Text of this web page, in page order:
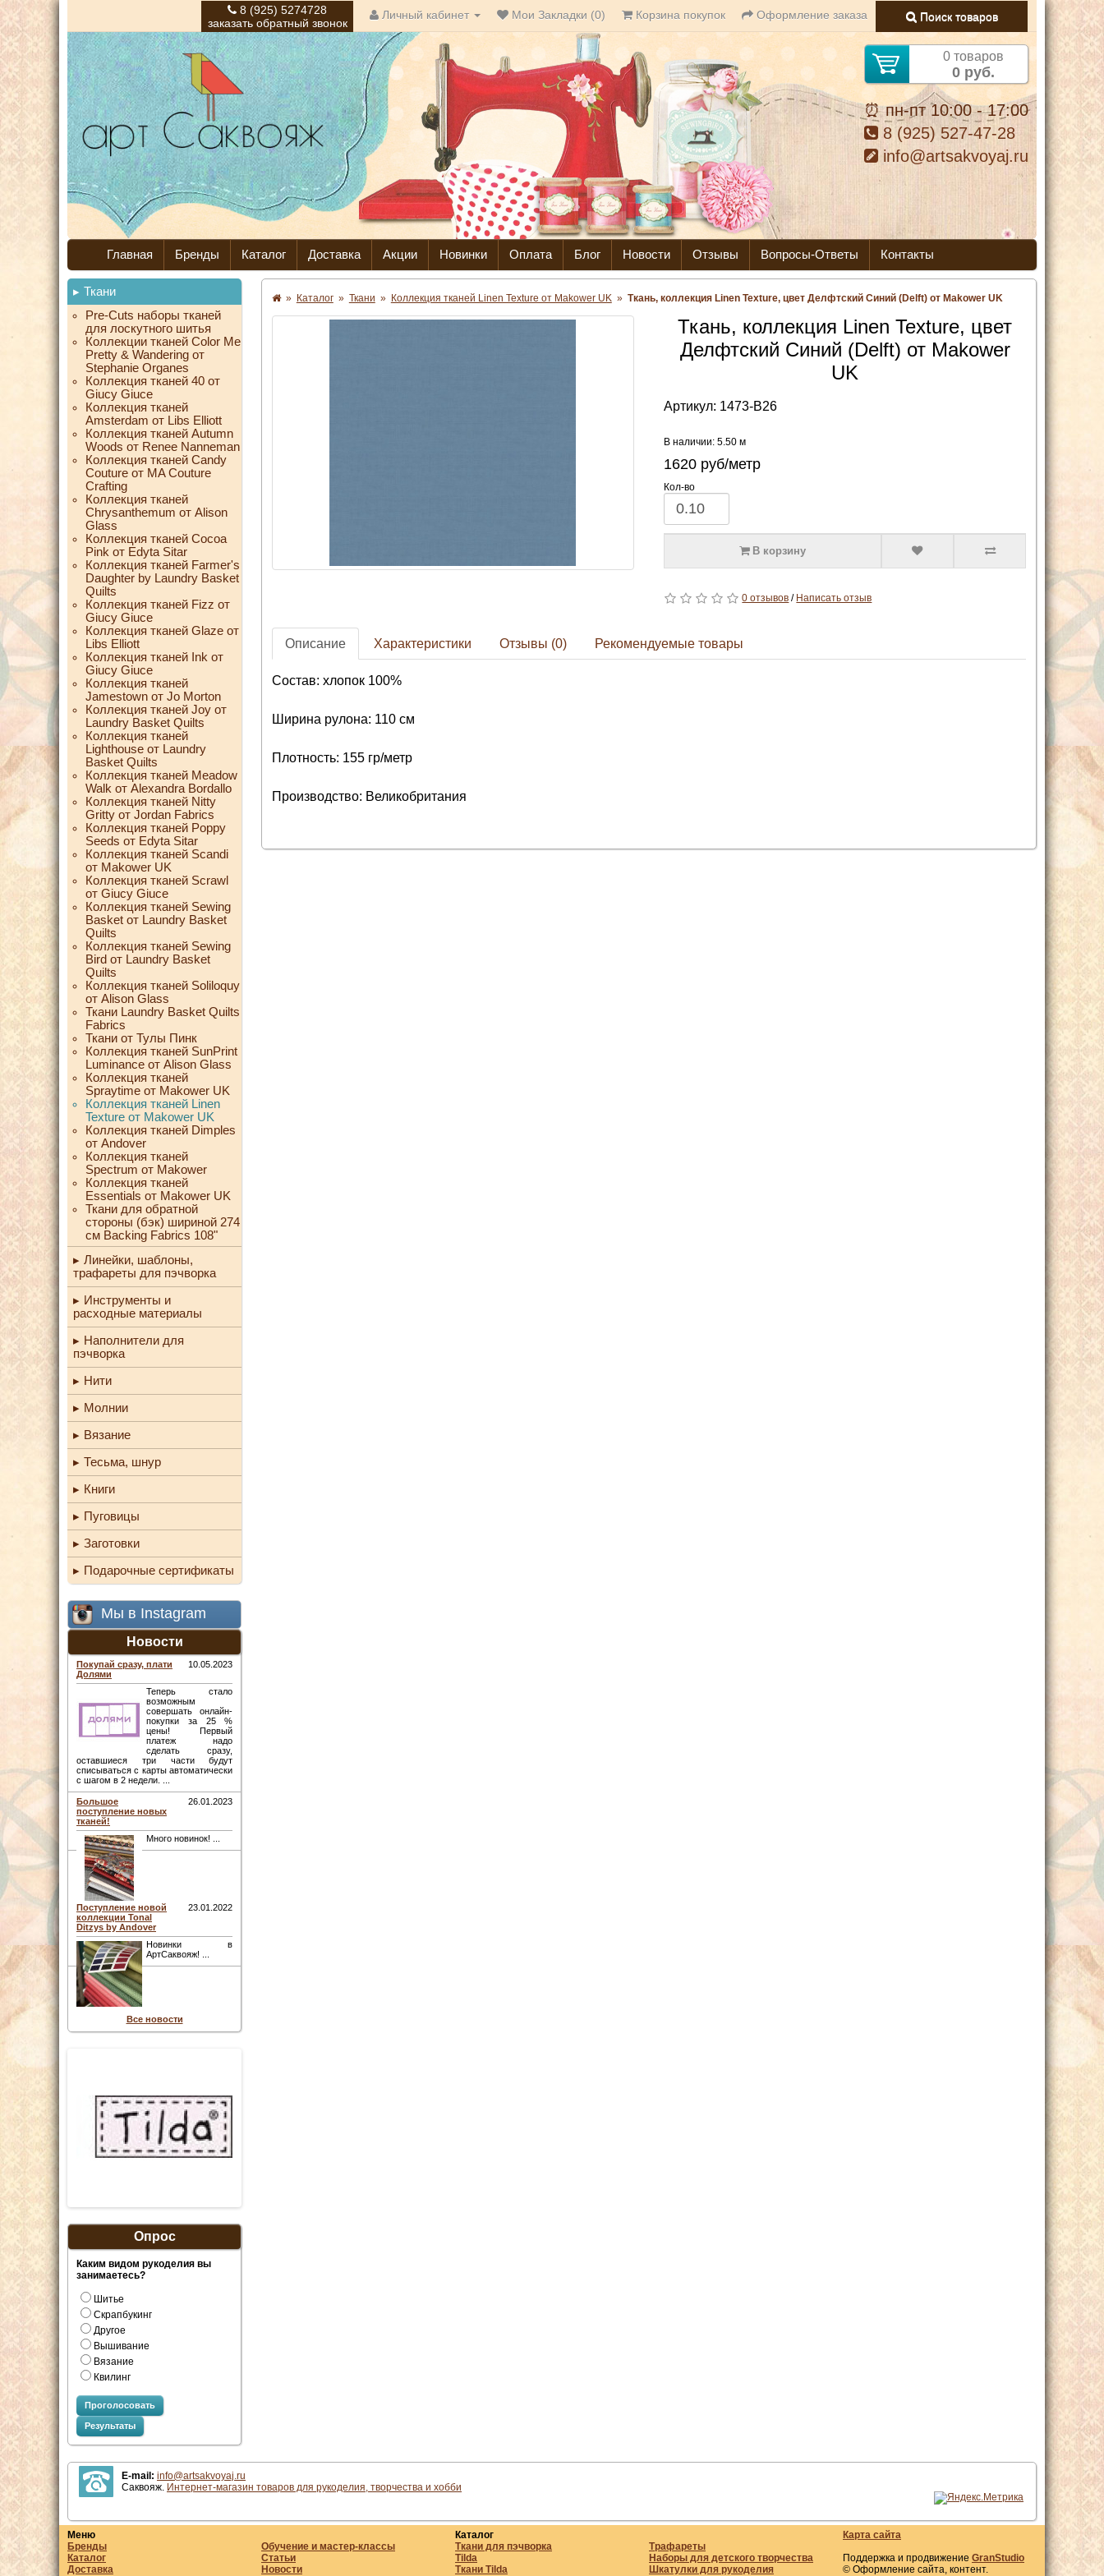
8 (925) 5274728
заказать обратный звонок
Личный кабинет Мои Закладки (0) Корзина покупок Оформление заказа Поиск товаров
0 товаров
0 руб.
⏰ пн-пт 10:00 - 17:00
8 (925) 527-47-28
info@artsakvoyaj.ru
Главная Бренды Каталог Доставка Акции Новинки Оплата Блог Новости Отзывы Вопросы-Ответы Контакты
Ткани
Pre-Cuts наборы тканей
для лоскутного шитья
Коллекции тканей Color Me
Pretty & Wandering от
Stephanie Organes
Коллекция тканей 40 от
Giucy Giuce
Коллекция тканей
Amsterdam от Libs Elliott
Коллекция тканей Autumn
Woods от Renee Nanneman
Коллекция тканей Candy
Couture от MA Couture
Crafting
Коллекция тканей
Chrysanthemum от Alison
Glass
Коллекция тканей Cocoa
Pink от Edyta Sitar
Коллекция тканей Farmer's
Daughter by Laundry Basket
Quilts
Коллекция тканей Fizz от
Giucy Giuce
Коллекция тканей Glaze от
Libs Elliott
Коллекция тканей Ink от
Giucy Giuce
Коллекция тканей
Jamestown от Jo Morton
Коллекция тканей Joy от
Laundry Basket Quilts
Коллекция тканей
Lighthouse от Laundry
Basket Quilts
Коллекция тканей Meadow
Walk от Alexandra Bordallo
Коллекция тканей Nitty
Gritty от Jordan Fabrics
Коллекция тканей Poppy
Seeds от Edyta Sitar
Коллекция тканей Scandi
от Makower UK
Коллекция тканей Scrawl
от Giucy Giuce
Коллекция тканей Sewing
Basket от Laundry Basket
Quilts
Коллекция тканей Sewing
Bird от Laundry Basket
Quilts
Коллекция тканей Soliloquy
от Alison Glass
Ткани Laundry Basket Quilts
Fabrics
Ткани от Тулы Пинк
Коллекция тканей SunPrint
Luminance от Alison Glass
Коллекция тканей
Spraytime от Makower UK
Коллекция тканей Linen
Texture от Makower UK
Коллекция тканей Dimples
от Andover
Коллекция тканей
Spectrum от Makower
Коллекция тканей
Essentials от Makower UK
Ткани для обратной
стороны (бэк) шириной 274
см Backing Fabrics 108"
Линейки, шаблоны,
трафареты для пэчворка
Инструменты и
расходные материалы
Наполнители для
пэчворка
Нити
Молнии
Вязание
Тесьма, шнур
Книги
Пуговицы
Заготовки
Подарочные сертификаты
Мы в Instagram
Новости
Покупай сразу, плати
Долями
10.05.2023
Теперь стало
возможным
совершать онлайн-
покупки за 25 %
цены! Первый
платеж надо
сделать сразу,
оставшиеся три части будут
списываться с карты автоматически
с шагом в 2 недели. ...
Большое
поступление новых
тканей!
26.01.2023
Много новинок! ...
Поступление новой
коллекции Tonal
Ditzys by Andover
23.01.2022
Новинки в
АртСаквояж! ...
Все новости
Опрос
Каким видом рукоделия вы
занимаетесь?
Шитье
Скрапбукинг
Другое
Вышивание
Вязание
Квилинг
Проголосовать
Результаты
» Каталог » Ткани » Коллекция тканей Linen Texture от Makower UK » Ткань, коллекция Linen Texture, цвет Делфтский Синий (Delft) от Makower UK
Ткань, коллекция Linen Texture, цвет
Делфтский Синий (Delft) от Makower
UK
Артикул: 1473-B26
В наличии: 5.50 м
1620 руб/метр
Кол-во
В корзину
0 отзывов / Написать отзыв
Описание Характеристики Отзывы (0) Рекомендуемые товары
Состав: хлопок 100%
Ширина рулона: 110 см
Плотность: 155 гр/метр
Производство: Великобритания
E-mail: info@artsakvoyaj.ru
Саквояж. Интернет-магазин товаров для рукоделия, творчества и хобби
Меню
Бренды
Каталог
Доставка
Обучение и мастер-классы
Статьи
Новости
Каталог
Ткани для пэчворка
Tilda
Ткани Tilda
Трафареты
Наборы для детского творчества
Шкатулки для рукоделия
Карта сайта
Поддержка и продвижение GranStudio
© Оформление сайта, контент.